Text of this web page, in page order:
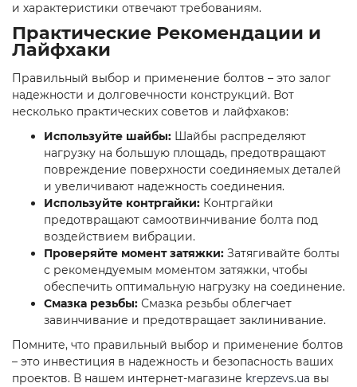
и характеристики отвечают требованиям.
Практические Рекомендации и
Лайфхаки
Правильный выбор и применение болтов – это залог
надежности и долговечности конструкций. Вот
несколько практических советов и лайфхаков:
Используйте шайбы: Шайбы распределяют
нагрузку на большую площадь, предотвращают
повреждение поверхности соединяемых деталей
и увеличивают надежность соединения.
Используйте контргайки: Контргайки
предотвращают самоотвинчивание болта под
воздействием вибрации.
Проверяйте момент затяжки: Затягивайте болты
с рекомендуемым моментом затяжки, чтобы
обеспечить оптимальную нагрузку на соединение.
Смазка резьбы: Смазка резьбы облегчает
завинчивание и предотвращает заклинивание.
Помните, что правильный выбор и применение болтов
– это инвестиция в надежность и безопасность ваших
проектов. В нашем интернет-магазине krepzevs.ua вы